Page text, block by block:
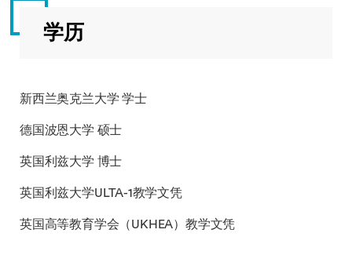
学历
新西兰奥克兰大学 学士
德国波恩大学 硕士
英国利兹大学 博士
英国利兹大学ULTA-1教学文凭
英国高等教育学会（UKHEA）教学文凭